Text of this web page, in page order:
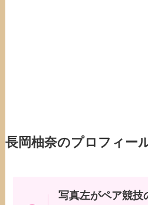
長岡柚奈のプロフィー
写真左がペア競技